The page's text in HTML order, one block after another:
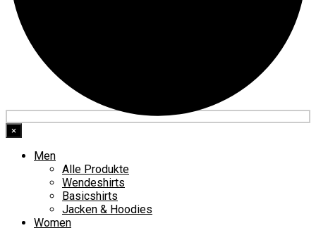
×
Men
Alle Produkte
Wendeshirts
Basicshirts
Jacken & Hoodies
Women